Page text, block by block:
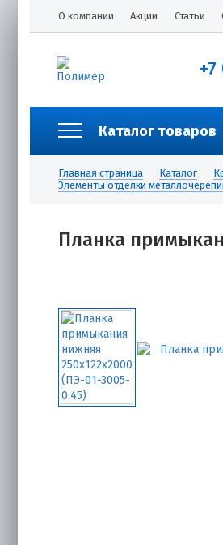
О компании Акции Статьи
Каталог товаров
Главная страница Каталог
Элементы отделки
Планка